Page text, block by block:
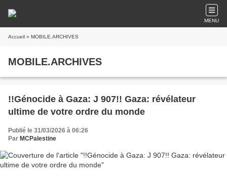
MENU
Accueil » MOBILE.ARCHIVES
MOBILE.ARCHIVES
!!Génocide à Gaza: J 907!! Gaza: révélateur
ultime de votre ordre du monde
Publié le 31/03/2026 à 06:26
Par MCPalestine